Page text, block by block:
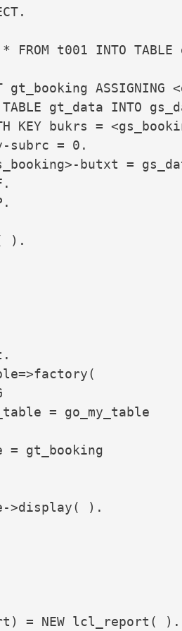
t001 INTO TABLE
ASSIGNING
gt_data INTO
=
= 0.
butxt =
).
= go_my_table
>display( ).
= NEW lcl_report( ).